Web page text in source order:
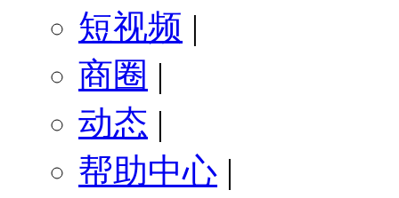
短视频 |
商圈 |
动态 |
帮助中心 |